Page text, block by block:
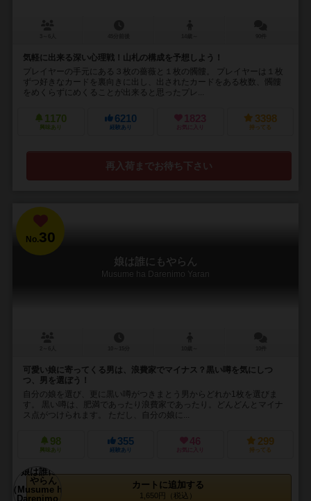
気軽に出来る深い心理戦！山札の構成を予想しよう！
プレイヤーの手元にある３枚の薔薇と１枚の髑髏。 プレイヤーは１枚
ずつ好きなカードを裏向きに出し、出されたカードをある枚数、髑髏
をめくらずにめくることが出来ると思ったプレ...
1170
興味あり
6210
経験あり
1823
お気に入り
3398
持ってる
再入荷までお待ち下さい
No.30
娘は誰にもやらん
Musume ha Darenimo Yaran
可愛い娘に寄ってくる男は、浪費家でマイナス？黒い噂を気にしつ
つ、男を選ぼう！
自分の娘を選び、更に黒い噂がつきまとう男からどれか1枚を選びま
す。 黒い噂は、肥満であったり浪費家であったり。どんどんとマイナ
ス点がつけられます。 ただし、自分の娘に...
98
興味あり
355
経験あり
46
お気に入り
299
持ってる
カートに追加する
1,650円（税込）